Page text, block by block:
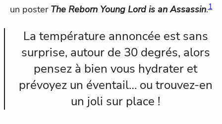
un poster The Reborn Young Lord is an Assassin.1
La température annoncée est sans
surprise, autour de 30 degrés, alors
pensez à bien vous hydrater et
prévoyez un éventail… ou trouvez-en
un joli sur place !